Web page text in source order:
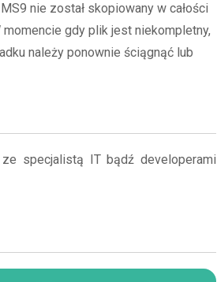
nie został skopiowany w całości
gdy plik jest niekompletny,
należy ponownie ściągnąć lub
specjalistą IT bądź developerami